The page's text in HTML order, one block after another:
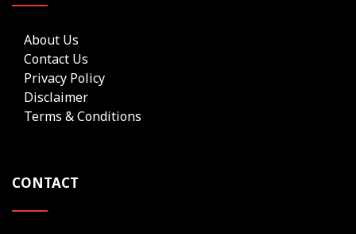
About Us
Contact Us
Privacy Policy
Disclaimer
Terms & Conditions
CONTACT